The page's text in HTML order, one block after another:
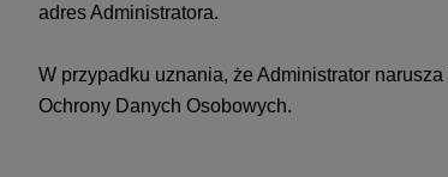
adres Administratora.
W przypadku uznania, że Administrator
Ochrony Danych Osobowych.